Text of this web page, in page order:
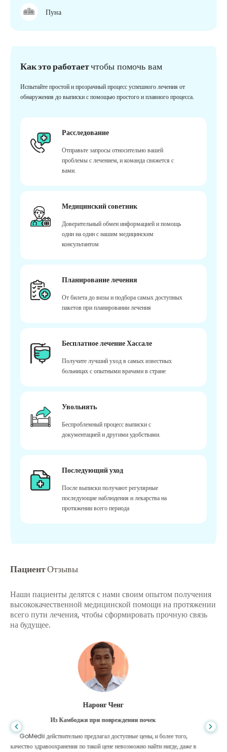
Пуна
Как это работаетчтобы помочь вам
Испытайте простой и прозрачный процесс успешного лечения от
обнаружения до выписки с помощью простого и плавного процесса.
Расследование
Отправьте запросы относительно вашей
проблемы с лечением, и команда свяжется с
вами.
Медицинский советник
Доверительный обмен информацией и помощь
один на один с нашим медицинским
консультантом
Планирование лечения
От билета до визы и подбора самых доступных
пакетов при планировании лечения
Бесплатное лечение Хассале
Получите лучший уход в самых известных
больницах с опытными врачами в стране
Увольнять
Беспроблемный процесс выписки с
документацией и другими удобствами.
Последующий уход
После выписки получают регулярные
последующие наблюдения и лекарства на
протяжении всего периода
ПациентОтзывы
Наши пациенты делятся с нами своим опытом получения
высококачественной медицинской помощи на протяжении
всего пути лечения, чтобы сформировать прочную связь
на будущее.
Шандха Дас
Из Бангладеш для гастроэнтерологии
Я поблагодарил своего сына и блестящую команду GoMedii, которые
помогли мне в моем путешествии из Бангладеш в Индию для лечения.